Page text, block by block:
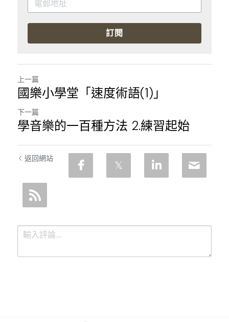
訂閱
上一篇
國樂小學堂「速度術語(1)」
下一篇
學音樂的一百種方法 2.練習起始
返回網站